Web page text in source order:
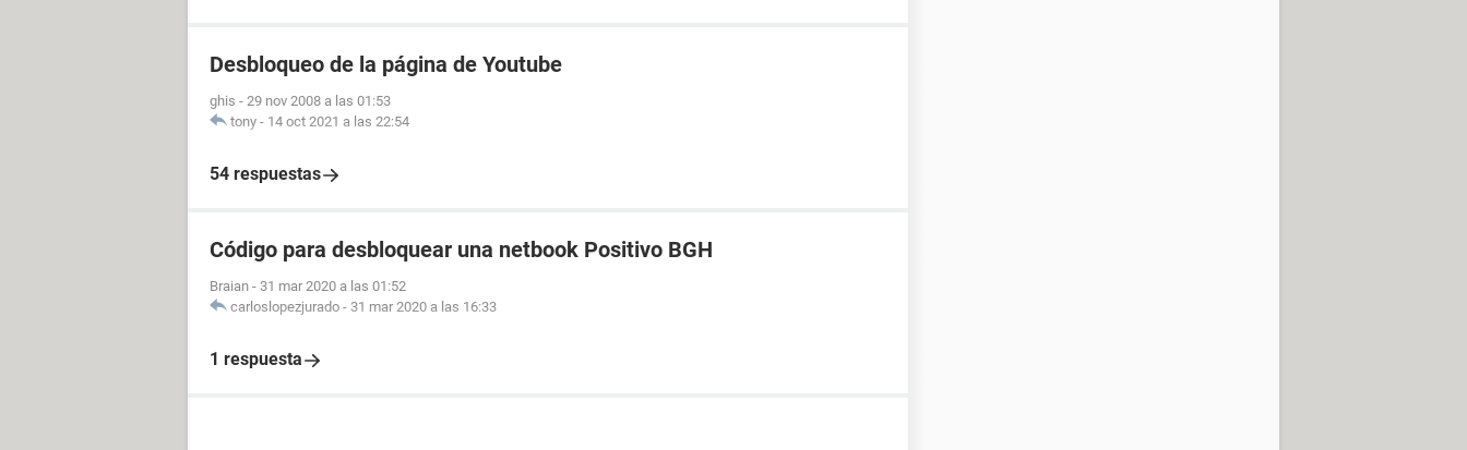
Desbloqueo de la página de Youtube
ghis - 29 nov 2008 a las 01:53
tony - 14 oct 2021 a las 22:54
54 respuestas
Código para desbloquear una netbook Positivo BGH
Braian - 31 mar 2020 a las 01:52
carloslopezjurado - 31 mar 2020 a las 16:33
1 respuesta